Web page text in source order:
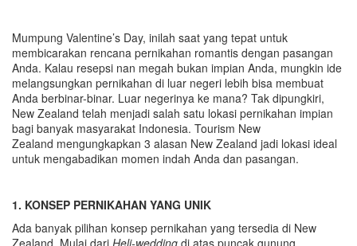
Mumpung Valentine’s Day, inilah saat yang tepat untuk
membicarakan rencana pernikahan romantis dengan pasangan
Anda. Kalau resepsi nan megah bukan impian Anda, mungkin ide
melangsungkan pernikahan di luar negeri lebih bisa membuat
Anda berbinar-binar. Luar negerinya ke mana? Tak dipungkiri,
New Zealand telah menjadi salah satu lokasi pernikahan impian
bagi banyak masyarakat Indonesia. Tourism New
Zealand mengungkapkan 3 alasan New Zealand jadi lokasi ideal
untuk mengabadikan momen indah Anda dan pasangan.
1. KONSEP PERNIKAHAN YANG UNIK
Ada banyak pilihan konsep pernikahan yang tersedia di New
Zealand. Mulai dari Heli-wedding di atas puncak gunung,